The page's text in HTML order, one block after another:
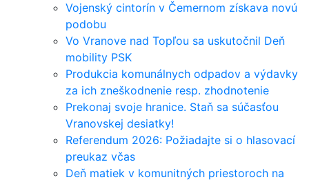
Vojenský cintorín v Čemernom získava novú
podobu
Vo Vranove nad Topľou sa uskutočnil Deň
mobility PSK
Produkcia komunálnych odpadov a výdavky
za ich zneškodnenie resp. zhodnotenie
Prekonaj svoje hranice. Staň sa súčasťou
Vranovskej desiatky!
Referendum 2026: Požiadajte si o hlasovací
preukaz včas
Deň matiek v komunitných priestoroch na